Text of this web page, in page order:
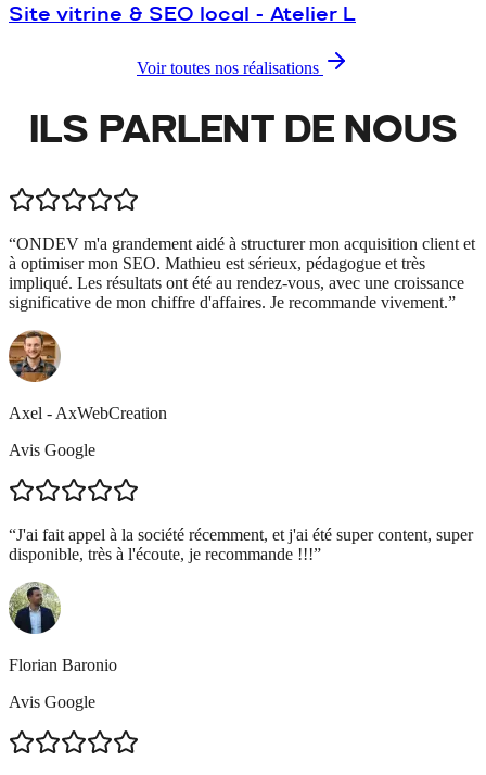
Site vitrine & SEO local - Atelier L
Voir toutes nos réalisations
ILS PARLENT DE NOUS
“ONDEV m'a grandement aidé à structurer mon acquisition client et
à optimiser mon SEO. Mathieu est sérieux, pédagogue et très
impliqué. Les résultats ont été au rendez-vous, avec une croissance
significative de mon chiffre d'affaires. Je recommande vivement.”
Axel - AxWebCreation
Avis Google
“J'ai fait appel à la société récemment, et j'ai été super content, super
disponible, très à l'écoute, je recommande !!!”
Florian Baronio
Avis Google